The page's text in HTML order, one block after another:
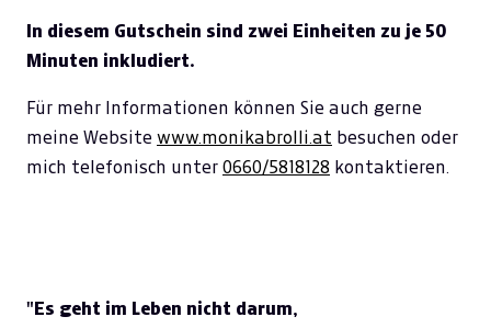
In diesem Gutschein sind zwei Einheiten zu je 50
Minuten inkludiert.
Für mehr Informationen können Sie auch gerne
meine Website www.monikabrolli.at besuchen oder
mich telefonisch unter 0660/5818128 kontaktieren.
"Es geht im Leben nicht darum,